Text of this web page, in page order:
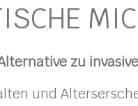
zu
und